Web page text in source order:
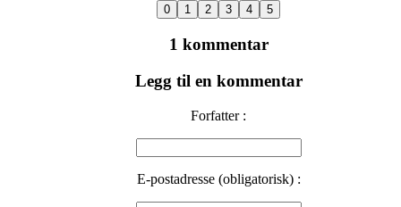
1 kommentar
Legg til en kommentar
Forfatter :
E-postadresse (obligatorisk) :